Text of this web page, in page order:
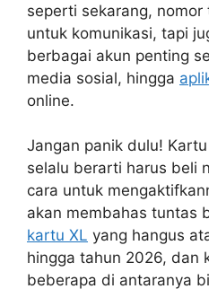
seperti sekarang,
untuk komunikasi, tapi
berbagai akun penting
media sosial, hingga
online.
Jangan panik dulu!
selalu berarti harus beli
cara untuk
akan membahas tuntas
kartu XL yang hangus
hingga tahun 2026, dan
beberapa di antaranya